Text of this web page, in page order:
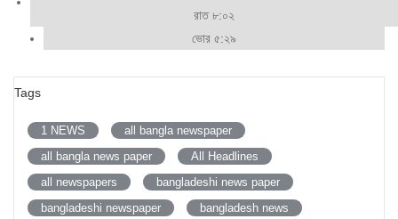
রাত ৮:০২
ভোর ৫:২৯
Tags
1 NEWS
all bangla newspaper
all bangla news paper
All Headlines
all newspapers
bangladeshi news paper
bangladeshi newspaper
bangladesh news